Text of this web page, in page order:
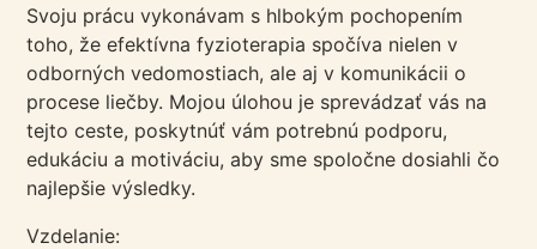
Svoju prácu vykonávam s hlbokým pochopením
toho, že efektívna fyzioterapia spočíva nielen v
odborných vedomostiach, ale aj v komunikácii o
procese liečby. Mojou úlohou je sprevádzať vás na
tejto ceste, poskytnúť vám potrebnú podporu,
edukáciu a motiváciu, aby sme spoločne dosiahli čo
najlepšie výsledky.
Vzdelanie: